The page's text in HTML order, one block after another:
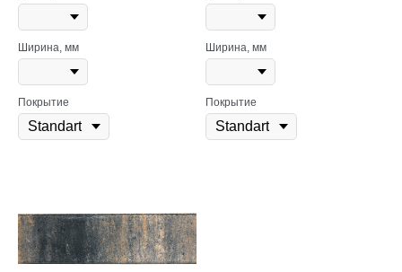
Ширина, мм
Покрытие
Ширина, мм
Покрытие